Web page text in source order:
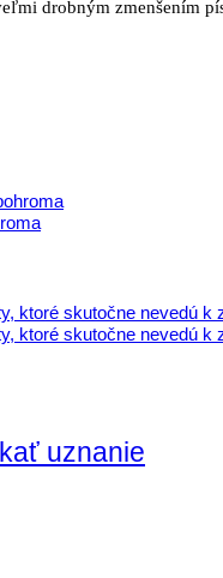
drobným zmenšením
ktoré skutočne nevedú k
ktoré skutočne nevedú k
uznanie